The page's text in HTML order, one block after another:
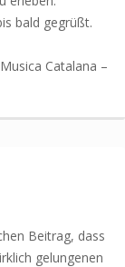
bald gegrüßt.
Catalana –
Beitrag, dass
gelungenen